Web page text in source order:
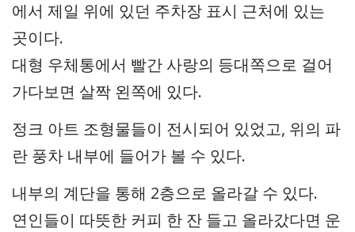
에서 제일 위에 있던 주차장 표시 근처에 있는
곳이다.
대형 우체통에서 빨간 사랑의 등대쪽으로 걸어
가다보면 살짝 왼쪽에 있다.
정크 아트 조형물들이 전시되어 있었고, 위의 파
란 풍차 내부에 들어가 볼 수 있다.
내부의 계단을 통해 2층으로 올라갈 수 있다.
연인들이 따뜻한 커피 한 잔 들고 올라갔다면 운